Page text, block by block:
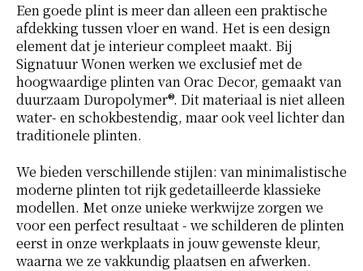
Een goede plint is meer dan alleen een praktische
afdekking tussen vloer en wand. Het is een design
element dat je interieur compleet maakt. Bij
Signatuur Wonen werken we exclusief met de
hoogwaardige plinten van Orac Decor, gemaakt van
duurzaam Duropolymer®. Dit materiaal is niet alleen
water- en schokbestendig, maar ook veel lichter dan
traditionele plinten.
We bieden verschillende stijlen: van minimalistische
moderne plinten tot rijk gedetailleerde klassieke
modellen. Met onze unieke werkwijze zorgen we
voor een perfect resultaat - we schilderen de plinten
eerst in onze werkplaats in jouw gewenste kleur,
waarna we ze vakkundig plaatsen en afwerken.